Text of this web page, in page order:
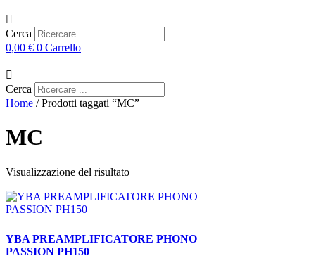
Cerca
0,00 € 0 Carrello
Cerca
Home / Prodotti taggati “MC”
MC
Visualizzazione del risultato
YBA PREAMPLIFICATORE PHONO
PASSION PH150